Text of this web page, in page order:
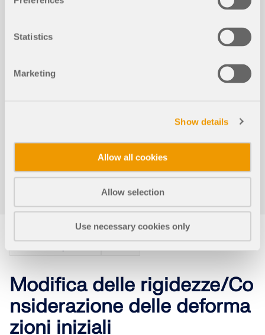
Statistics
Marketing
Show details
Allow all cookies
Allow selection
Use necessary cookies only
Combinazioni di risultati
risultati verranno sovrapposti prendendo in considerazione
è possibile sovrapporre i risultati di casi di carico,
combinazioni di carico e altre combinazioni di risultati. Le
forze interne sono sommate per impostazione predefinita.
Tuttavia, hai la possibilità di un'addizione quadrata, che è
rilevante per l'analisi dinamica.
Modifica delle rigidezze/Co
nsiderazione delle deforma
zioni iniziali